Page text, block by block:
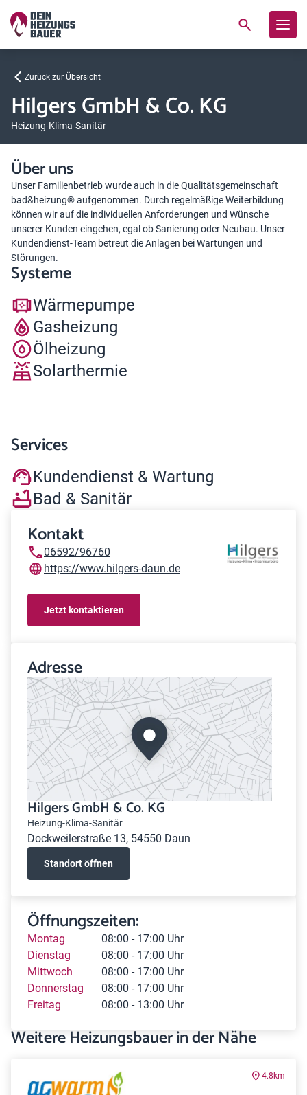
Zurück zur Übersicht
Hilgers GmbH & Co. KG
Heizung-Klima-Sanitär
Über uns
Unser Familienbetrieb wurde auch in die Qualitätsgemeinschaft
bad&heizung® aufgenommen. Durch regelmäßige Weiterbildung
können wir auf die individuellen Anforderungen und Wünsche
unserer Kunden eingehen, egal ob Sanierung oder Neubau. Unser
Kundendienst-Team betreut die Anlagen bei Wartungen und
Störungen.
Systeme
Wärmepumpe
Gasheizung
Ölheizung
Solarthermie
Services
Kundendienst & Wartung
Bad & Sanitär
Kontakt
06592/96760
https://www.hilgers-daun.de
Jetzt kontaktieren
Adresse
Hilgers GmbH & Co. KG
Heizung-Klima-Sanitär
Dockweilerstraße 13, 54550 Daun
Standort öffnen
Öffnungszeiten:
Montag
08:00 - 17:00 Uhr
Dienstag
08:00 - 17:00 Uhr
Mittwoch
08:00 - 17:00 Uhr
Donnerstag
08:00 - 17:00 Uhr
Freitag
08:00 - 13:00 Uhr
Weitere Heizungsbauer in der Nähe
4.8km